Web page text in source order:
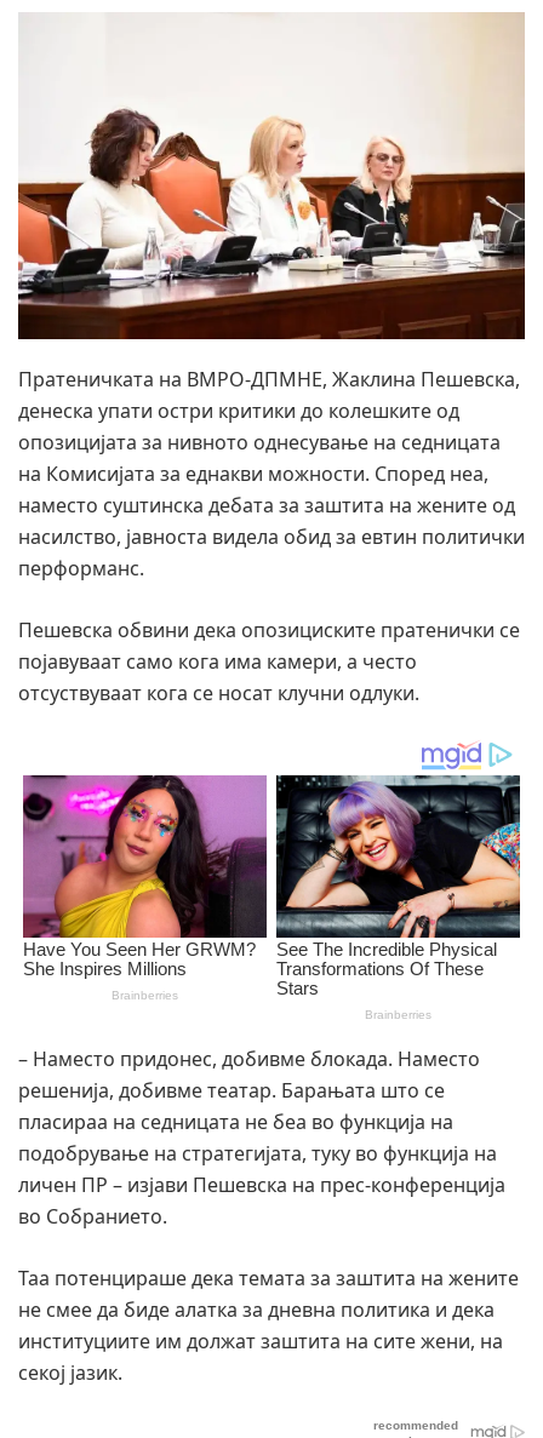
Пратеничката на ВМРО-ДПМНЕ, Жаклина Пешевска,
денеска упати остри критики до колешките од
опозицијата за нивното однесување на седницата
на Комисијата за еднакви можности. Според неа,
наместо суштинска дебата за заштита на жените од
насилство, јавноста видела обид за евтин политички
перформанс.
Пешевска обвини дека опозициските пратенички се
појавуваат само кога има камери, а често
отсуствуваат кога се носат клучни одлуки.
– Наместо придонес, добивме блокада. Наместо
решенија, добивме театар. Барањата што се
пласираа на седницата не беа во функција на
подобрување на стратегијата, туку во функција на
личен ПР – изјави Пешевска на прес-конференција
во Собранието.
Таа потенцираше дека темата за заштита на жените
не смее да биде алатка за дневна политика и дека
институциите им должат заштита на сите жени, на
секој јазик.